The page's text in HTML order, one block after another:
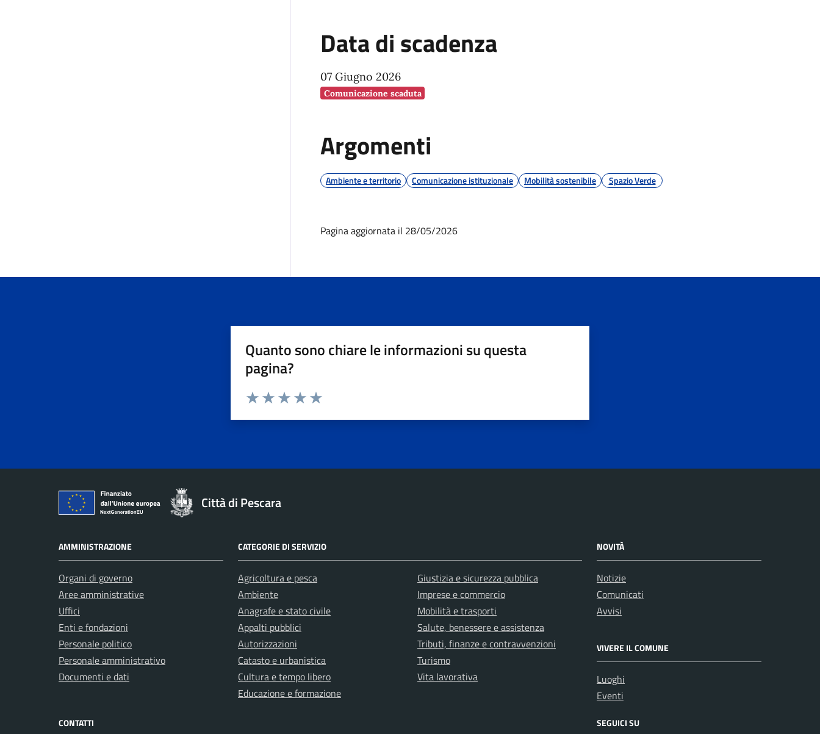
Data di scadenza
07 Giugno 2026
Comunicazione scaduta
Argomenti
Ambiente e territorio Comunicazione istituzionale Mobilità sostenibile Spazio Verde
Pagina aggiornata il 28/05/2026
Quanto sono chiare le informazioni su questa
pagina?
Città di Pescara
AMMINISTRAZIONE
Organi di governo
Aree amministrative
Uffici
Enti e fondazioni
Personale politico
Personale amministrativo
Documenti e dati
CATEGORIE DI SERVIZIO
Agricoltura e pesca
Ambiente
Anagrafe e stato civile
Appalti pubblici
Autorizzazioni
Catasto e urbanistica
Cultura e tempo libero
Educazione e formazione
Giustizia e sicurezza pubblica
Imprese e commercio
Mobilità e trasporti
Salute, benessere e assistenza
Tributi, finanze e contravvenzioni
Turismo
Vita lavorativa
NOVITÀ
Notizie
Comunicati
Avvisi
VIVERE IL COMUNE
Luoghi
Eventi
CONTATTI SEGUICI SU